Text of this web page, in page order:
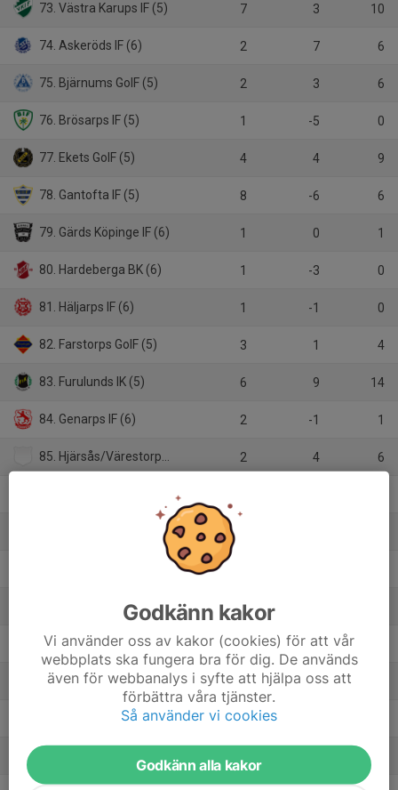
73. Västra Karups IF (5) 7 3 10
74. Askeröds IF (6) 2 7 6
75. Bjärnums GoIF (5) 2 3 6
76. Brösarps IF (5) 1 -5 0
77. Ekets GoIF (5) 4 4 9
78. Gantofta IF (5) 8 -6 6
79. Gärds Köpinge IF (6) 1 0 1
80. Hardeberga BK (6) 1 -3 0
81. Häljarps IF (6) 1 -1 0
82. Farstorps GoIF (5) 3 1 4
83. Furulunds IK (5) 6 9 14
84. Genarps IF (6) 2 -1 1
85. Hjärsås/Värestorps IF (6) 2 4 6
89. Kullavägens BK (5) 4
90. Klippans Förenade FF (5) 5 -9
91. Kvidinge IF (6) 1 1
92. Lunnarps BK (4) 0
2
Godkänn kakor
Vi använder oss av kakor (cookies) för att vår
webbplats ska fungera bra för dig. De används
även för webbanalys i syfte att hjälpa oss att
förbättra våra tjänster.
Så använder vi cookies
Godkänn alla kakor